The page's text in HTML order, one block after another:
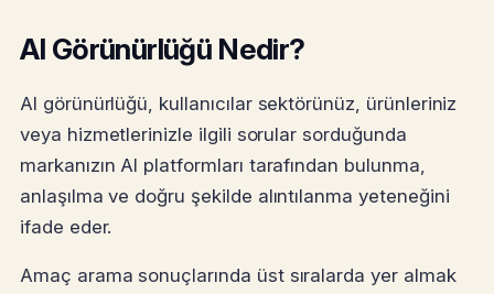
AI Görünürlüğü Nedir?
AI görünürlüğü, kullanıcılar sektörünüz, ürünleriniz
veya hizmetlerinizle ilgili sorular sorduğunda
markanızın AI platformları tarafından bulunma,
anlaşılma ve doğru şekilde alıntılanma yeteneğini
ifade eder.
Amaç arama sonuçlarında üst sıralarda yer almak